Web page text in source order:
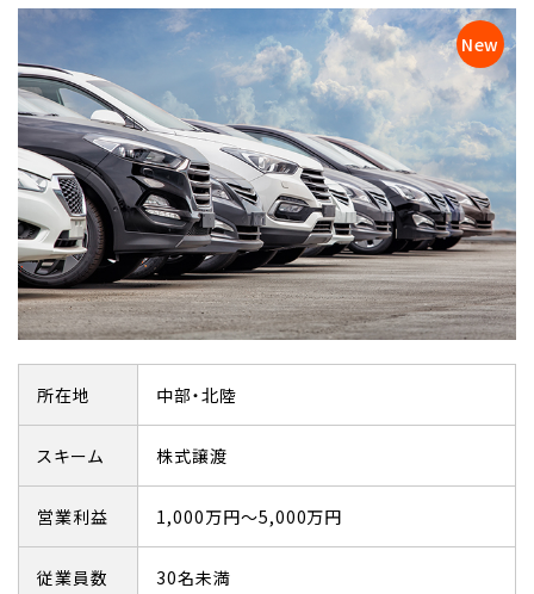
所在地 中部・北陸
スキーム 株式譲渡
営業利益 1,000万円～5,000万円
従業員数 30名未満